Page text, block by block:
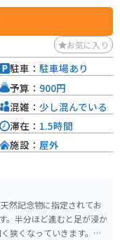
地蔵」など、ユニークな
などもあります。11月に
。
お気に入り
然記念物に指定されてお
。半分ほど進むと足が浸か
狭くなっていきます。帰
駐車： 駐車場あり
予算： 900円
混雑： 少し混んでいる
滞在： 1.5時間
施設： 屋外